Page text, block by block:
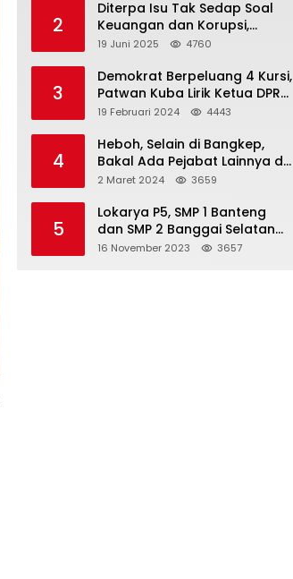
2
Diterpa Isu Tak Sedap Soal
Keuangan dan Korupsi,
Pemda Balut Sebut Isu Tak
19 Juni 2025 4760
3
Demokrat Berpeluang 4 Kursi,
Patwan Kuba Lirik Ketua DPRD
Banggai Laut
19 Februari 2024 4443
4
Heboh, Selain di Bangkep,
Bakal Ada Pejabat Lainnya di
Banggai Laut yang Bakal di
2 Maret 2024 3659
5
Lokarya P5, SMP 1 Banteng
dan SMP 2 Banggai Selatan
Curi Perhatian
16 November 2023 3657